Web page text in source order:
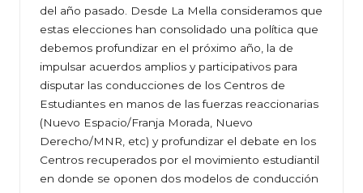
del año pasado. Desde La Mella consideramos que
estas elecciones han consolidado una política que
debemos profundizar en el próximo año, la de
impulsar acuerdos amplios y participativos para
disputar las conducciones de los Centros de
Estudiantes en manos de las fuerzas reaccionarias
(Nuevo Espacio/Franja Morada, Nuevo
Derecho/MNR, etc) y profundizar el debate en los
Centros recuperados por el movimiento estudiantil
en donde se oponen dos modelos de conducción